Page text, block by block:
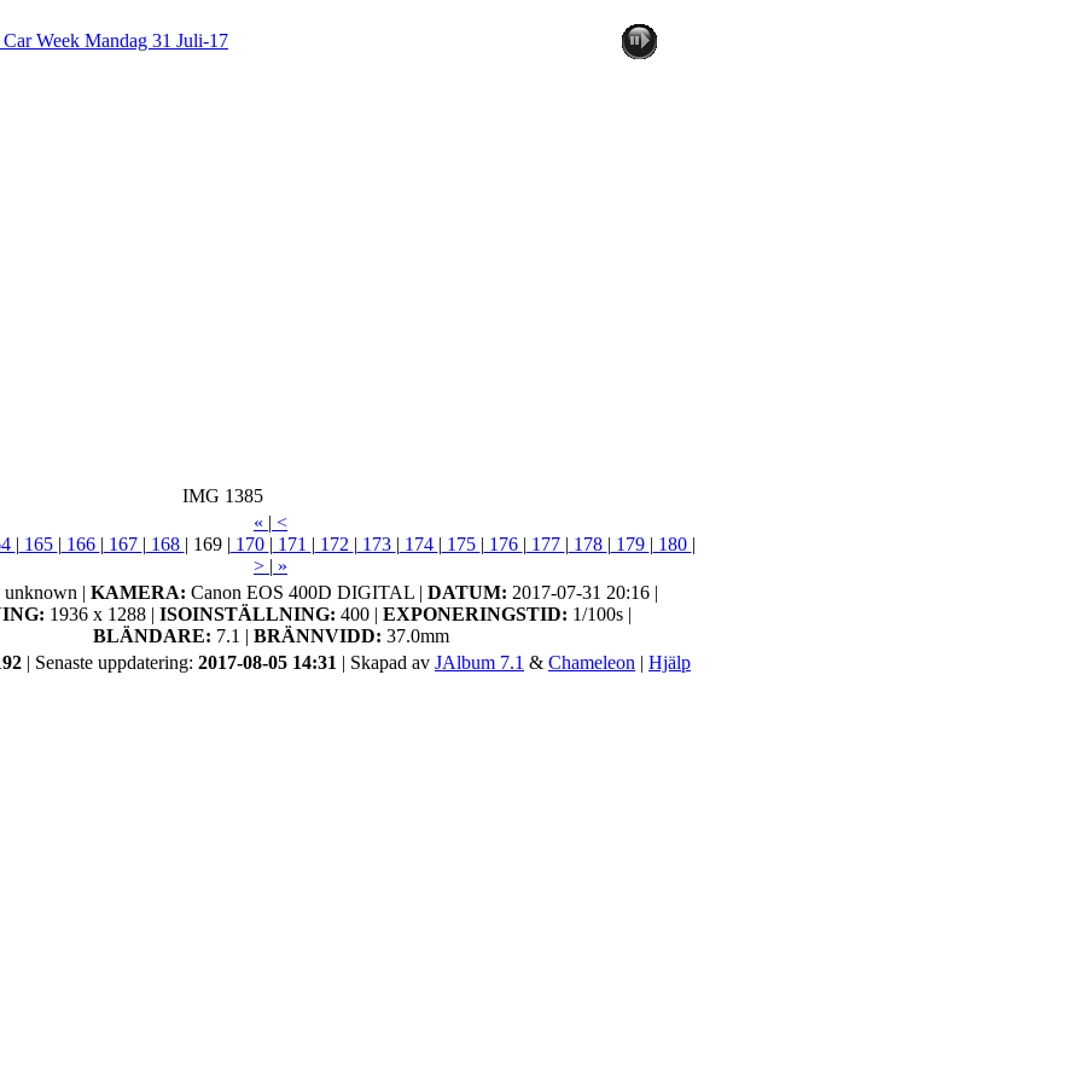
Car Week Mandag 31 Juli-17
IMG 1385
« | <
| 165 | 166 | 167 | 168 | 169 | 170 | 171 | 172 | 173 | 174 | 175 | 176 | 177 | 178 | 179 | 180 |
> | »
unknown | KAMERA: Canon EOS 400D DIGITAL | DATUM: 2017-07-31 20:16 |
1936 x 1288 | ISOINSTÄLLNING: 400 | EXPONERINGSTID: 1/100s |
BLÄNDARE: 7.1 | BRÄNNVIDD: 37.0mm
| Senaste uppdatering: 2017-08-05 14:31 | Skapad av JAlbum 7.1 & Chameleon | Hjälp